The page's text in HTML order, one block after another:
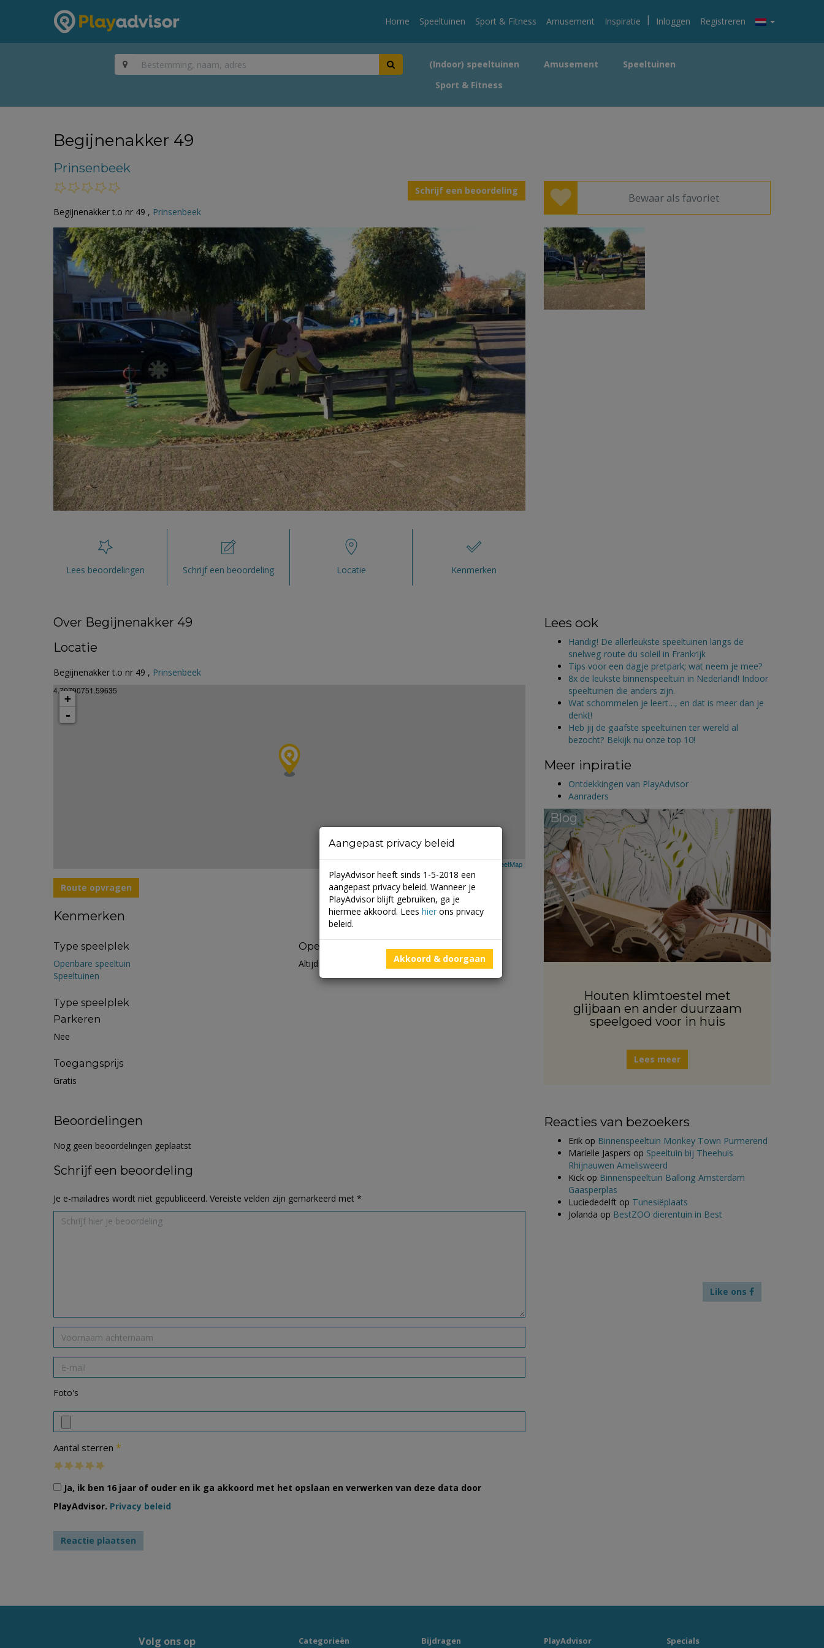
Home Speeltuinen Sport & Fitness Amusement Inspiratie | Inloggen Registreren
(Indoor) speeltuinen Amusement
Speeltuinen
Sport & Fitness
Begijnenakker 49
Prinsenbeek
Schrijf een beoordeling
Begijnenakker t.o nr 49 , Prinsenbeek
Bewaar als favoriet
Lees beoordelingen Schrijf een beoordeling Locatie Kenmerken
Over Begijnenakker 49
Locatie
Begijnenakker t.o nr 49 , Prinsenbeek
4.70790751.59635
+
-
OpenStreetMap
Route opvragen
Kenmerken
Type speelplek
Openbare speeltuin
Speeltuinen
Type speelplek
Parkeren
Nee
Toegangsprijs
Gratis
Openingstijden
Altijd open
Beoordelingen
Nog geen beoordelingen geplaatst
Schrijf een beoordeling
Je e-mailadres wordt niet gepubliceerd. Vereiste velden zijn gemarkeerd met *
Foto's
Aantal sterren *
Ja, ik ben 16 jaar of ouder en ik ga akkoord met het opslaan en verwerken van deze data door
PlayAdvisor. Privacy beleid
Lees ook
Handig! De allerleukste speeltuinen langs de
snelweg route du soleil in Frankrijk
Tips voor een dagje pretpark; wat neem je mee?
8x de leukste binnenspeeltuin in Nederland! Indoor
speeltuinen die anders zijn.
Wat schommelen je leert…, en dat is meer dan je
denkt!
Heb jij de gaafste speeltuinen ter wereld al
bezocht? Bekijk nu onze top 10!
Meer inpiratie
Ontdekkingen van PlayAdvisor
Aanraders
Blog
Houten klimtoestel met
glijbaan en ander duurzaam
speelgoed voor in huis
Lees meer
Reacties van bezoekers
Erik op Binnenspeeltuin Monkey Town Purmerend
Marielle Jaspers op Speeltuin bij Theehuis
Rhijnauwen Amelisweerd
Kick op Binnenspeeltuin Ballorig Amsterdam
Gaasperplas
Luciededelft op Tunesiëplaats
Jolanda op BestZOO dierentuin in Best
Like ons
Volg ons op Categorieën Bijdragen PlayAdvisor Specials
Aangepast privacy beleid
PlayAdvisor heeft sinds 1-5-2018 een
aangepast privacy beleid. Wanneer je
PlayAdvisor blijft gebruiken, ga je
hiermee akkoord. Lees hier ons privacy
beleid.
Akkoord & doorgaan